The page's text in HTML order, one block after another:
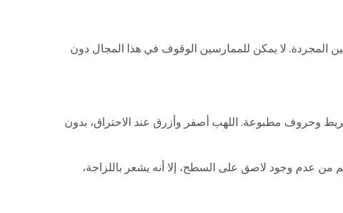
المجردة. لا يمكن للممارسين الوقوف في هذا المجال دون
وحروف مطبوعة. اللهب أصفر وأزرق عند الاحتراق، بدون
من عدم وجود لاصق على السطح، إلا أنه يشعر باللزاجة،